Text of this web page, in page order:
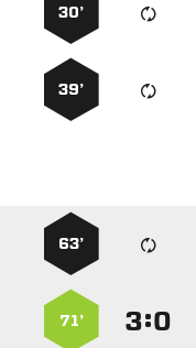
30’
39’
63’
:
71’